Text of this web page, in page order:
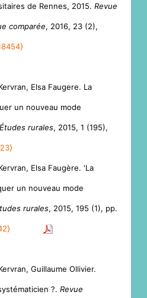
de Rennes, 2015. Revue
comparée, 2016, 23 (2),
Elsa Faugere. La
un nouveau mode
Études rurales, 2015, 1 (195),
Elsa Faugère. 'La
un nouveau mode
rurales, 2015, 195 (1), pp.
Guillaume Ollivier.
?. Revue